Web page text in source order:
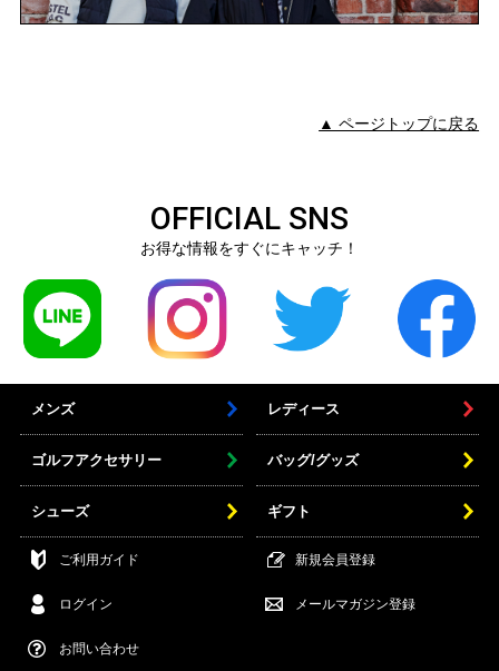
▲ ページトップに戻る
OFFICIAL SNS
お得な情報をすぐにキャッチ！
メンズ レディース
ゴルフアクセサリー バッグ/グッズ
シューズ ギフト
ご利用ガイド 新規会員登録
ログイン メールマガジン登録
お問い合わせ